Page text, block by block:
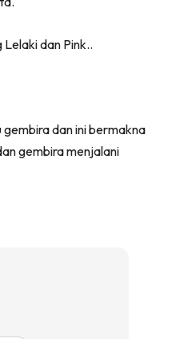
dan Pink..
dan ini bermakna
gembira menjalani